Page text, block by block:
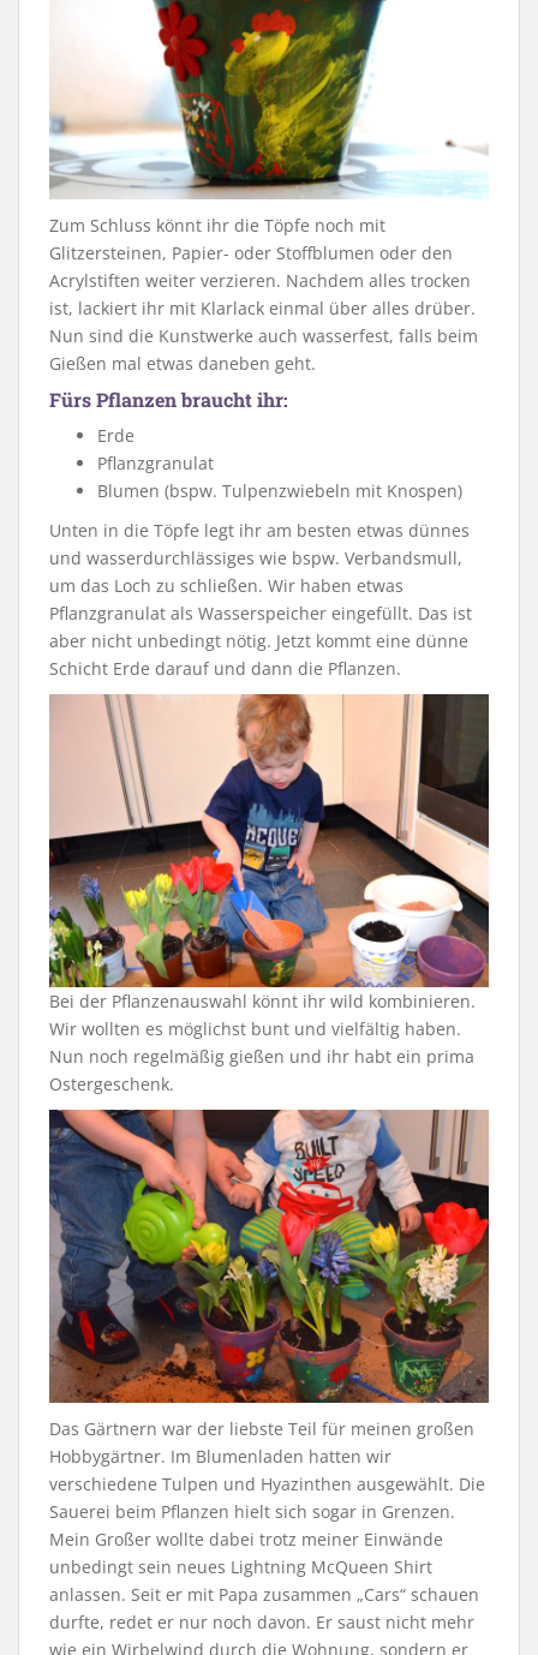
Zum Schluss könnt ihr die Töpfe noch mit
Glitzersteinen, Papier- oder Stoffblumen oder den
Acrylstiften weiter verzieren. Nachdem alles trocken
ist, lackiert ihr mit Klarlack einmal über alles drüber.
Nun sind die Kunstwerke auch wasserfest, falls beim
Gießen mal etwas daneben geht.
Fürs Pflanzen braucht ihr:
Erde
Pflanzgranulat
Blumen (bspw. Tulpenzwiebeln mit Knospen)
Unten in die Töpfe legt ihr am besten etwas dünnes
und wasserdurchlässiges wie bspw. Verbandsmull,
um das Loch zu schließen. Wir haben etwas
Pflanzgranulat als Wasserspeicher eingefüllt. Das ist
aber nicht unbedingt nötig. Jetzt kommt eine dünne
Schicht Erde darauf und dann die Pflanzen.
Bei der Pflanzenauswahl könnt ihr wild kombinieren.
Wir wollten es möglichst bunt und vielfältig haben.
Nun noch regelmäßig gießen und ihr habt ein prima
Ostergeschenk.
Das Gärtnern war der liebste Teil für meinen großen
Hobbygärtner. Im Blumenladen hatten wir
verschiedene Tulpen und Hyazinthen ausgewählt. Die
Sauerei beim Pflanzen hielt sich sogar in Grenzen.
Mein Großer wollte dabei trotz meiner Einwände
unbedingt sein neues Lightning McQueen Shirt
anlassen. Seit er mit Papa zusammen „Cars“ schauen
durfte, redet er nur noch davon. Er saust nicht mehr
wie ein Wirbelwind durch die Wohnung, sondern er